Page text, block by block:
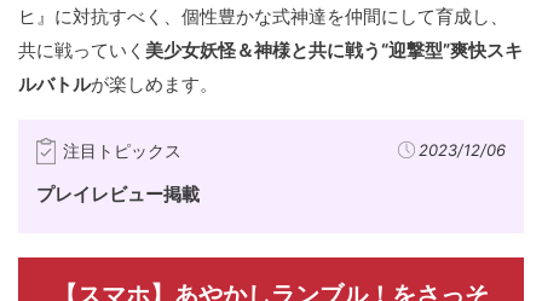
ヒ』に対抗すべく、個性豊かな式神達を仲間にして育成し、
共に戦っていく 美少女妖怪＆神様と共に戦う“迎撃型”爽快スキ
ルバトルが楽しめます。
注目トピックス 2023/12/06
プレイレビュー掲載
【スマホ】あやかしランブル！をさっそ